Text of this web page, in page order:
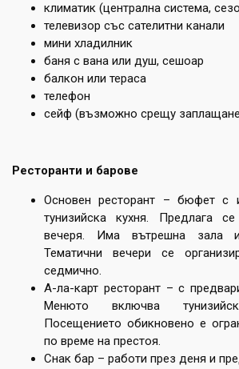
климатик (централна система,
телевизор със сателитни канали
мини хладилник
баня с вана или душ, сешоар
балкон или тераса
телефон
сейф (възможно срещу
Ресторанти и барове
Основен ресторант – бюфет с
тунизийска кухня. Предлага
вечеря. Има вътрешна зала
Тематични вечери се
седмично.
А-ла-карт ресторант – с
Менюто включва
Посещението обикновено е
по време на престоя.
Снак бар – работи през деня и